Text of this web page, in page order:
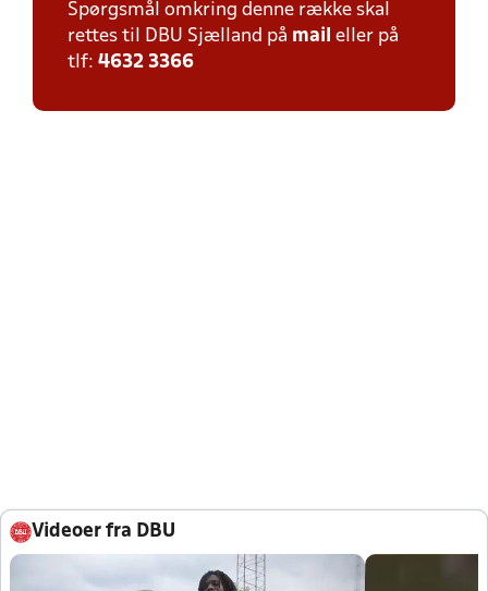
Spørgsmål omkring denne række skal
rettes til DBU Sjælland på mail eller på
tlf: 4632 3366
Videoer fra DBU